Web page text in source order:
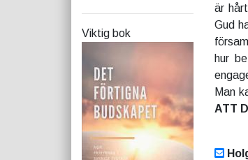
Viktig bok
är
Gud
hur
Man
ATT